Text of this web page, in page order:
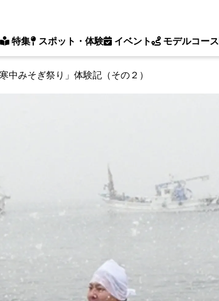
特集 スポット・体験 イベント モデルコース
中みそぎ祭り」体験記（その２）